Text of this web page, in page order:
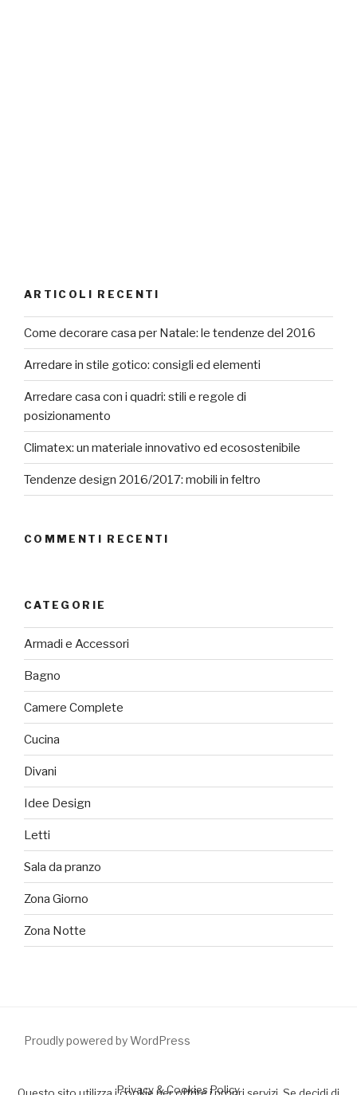
ARTICOLI RECENTI
Come decorare casa per Natale: le tendenze del 2016
Arredare in stile gotico: consigli ed elementi
Arredare casa con i quadri: stili e regole di
posizionamento
Climatex: un materiale innovativo ed ecosostenibile
Tendenze design 2016/2017: mobili in feltro
COMMENTI RECENTI
CATEGORIE
Armadi e Accessori
Bagno
Camere Complete
Cucina
Divani
Idee Design
Letti
Sala da pranzo
Zona Giorno
Zona Notte
Proudly powered by WordPress
Privacy & Cookies Policy